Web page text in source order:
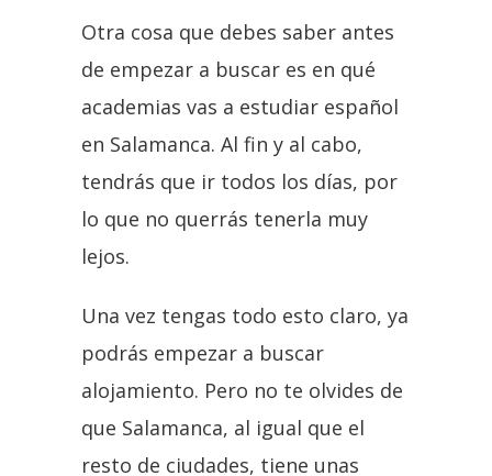
Otra cosa que debes saber antes
de empezar a buscar es en qué
academias vas a estudiar español
en Salamanca. Al fin y al cabo,
tendrás que ir todos los días, por
lo que no querrás tenerla muy
lejos.
Una vez tengas todo esto claro, ya
podrás empezar a buscar
alojamiento. Pero no te olvides de
que Salamanca, al igual que el
resto de ciudades, tiene unas